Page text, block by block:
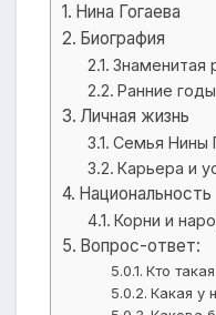
Нина Гогаева
Биография
Знаменитая
Ранние
Личная жизнь
Семья Нины
Карьера и
Национальность
Корни и
Вопрос-ответ:
Кто
Какая у